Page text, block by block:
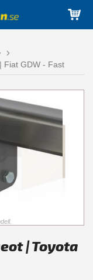
Fiat GDW - Fast
| Toyota